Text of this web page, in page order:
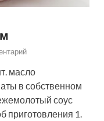
масло
в собственном
соус
приготовления 1.